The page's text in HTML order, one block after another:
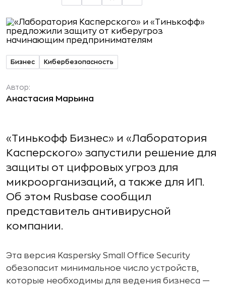
Бизнес Кибербезопасность
Автор:
Анастасия Марьина
«Тинькофф Бизнес» и «Лаборатория
Касперского» запустили решение для
защиты от цифровых угроз для
микроорганизаций, а также для ИП.
Об этом Rusbase сообщил
представитель антивирусной
компании.
Эта версия Kaspersky Small Office Security
обезопасит минимальное число устройств,
которые необходимы для ведения бизнеса —